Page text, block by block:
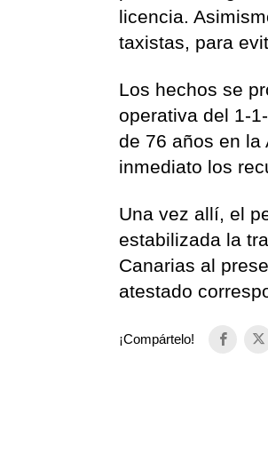
licencia.
taxistas, para
Los hechos se
operativa del 1-
de 76 años en la
inmediato los
Una vez allí, el
estabilizada la
Canarias al
atestado
¡Compártelo!